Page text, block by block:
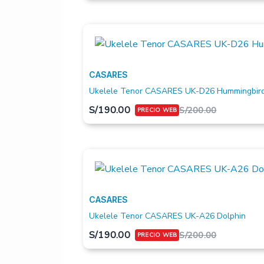
CASARES
Ukelele Tenor CASARES UK-D26
S/200.00
S/190.00
CASARES
Ukelele Tenor CASARES UK-A26 Dolphin
S/200.00
S/190.00